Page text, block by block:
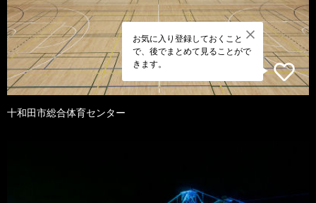
お気に入り登録しておくこと
で、後でまとめて見ることがで
きます。
十和田市総合体育センター